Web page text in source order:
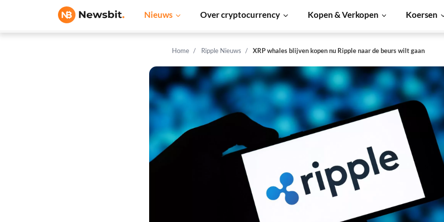
Nieuws Over cryptocurrency Kopen & Verkopen Koersen
Home Ripple Nieuws XRP whales blijven kopen nu Ripple naar de beurs wilt gaan